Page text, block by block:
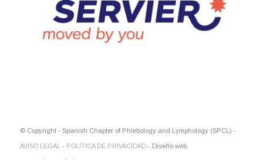
© Copyright - Spanish Chapter of Phlebology and Lymphology (SPCL) -
AVISO LEGAL - POLÍTICA DE PRIVACIDAD- Diseño web: